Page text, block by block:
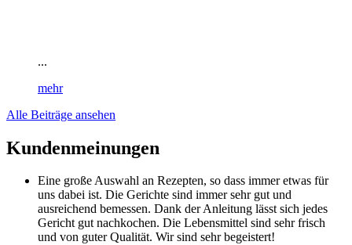
...
mehr
Alle Beiträge ansehen
Kundenmeinungen
Eine große Auswahl an Rezepten, so dass immer etwas für
uns dabei ist. Die Gerichte sind immer sehr gut und
ausreichend bemessen. Dank der Anleitung lässt sich jedes
Gericht gut nachkochen. Die Lebensmittel sind sehr frisch
und von guter Qualität. Wir sind sehr begeistert!